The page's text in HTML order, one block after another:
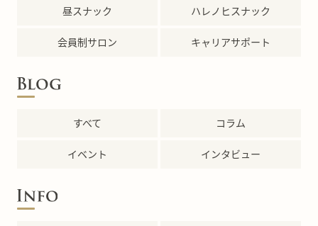
昼スナック ハレノヒスナック
会員制サロン キャリアサポート
すべて コラム
イベント インタビュー